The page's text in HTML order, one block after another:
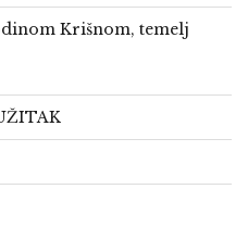
Krišnom, temelj